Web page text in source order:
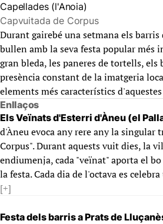
Capellades (l'Anoia)
Capvuitada de Corpus
Durant gairebé una setmana els barris
bullen amb la seva festa popular més
gran bleda, les paneres de tortells,
presència constant de la imatgeria
elements més característics
Enllaços
Els Veïnats d'Esterri d'Àneu (el
d'Àneu evoca any rere any la singular
Corpus". Durant aquests vuit dies, la
endiumenja, cada "veïnat" aporta el
la festa. Cada dia de l'octava es
[+]
Festa dels barris a Prats de